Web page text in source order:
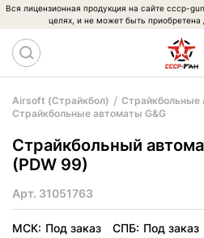
Вся лицензионная продукция на сайте cccp-
целях, и не может быть
Airsoft (Страйкбол)
Страйкбольные
Страйкбольные автоматы G&G
Страйкбольный
(PDW 99)
Арт. 31051763
МСК: Под заказ СПБ: Под заказ